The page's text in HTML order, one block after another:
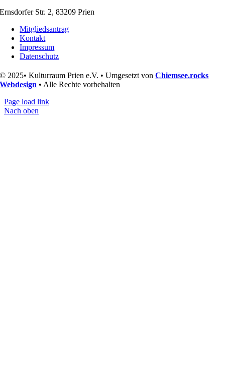
Ernsdorfer Str. 2, 83209 Prien
Mitgliedsantrag
Kontakt
Impressum
Datenschutz
© 2025• Kulturraum Prien e.V. • Umgesetzt vonChiemsee.rocks
Webdesign • Alle Rechte vorbehalten
Page load link
Nach oben